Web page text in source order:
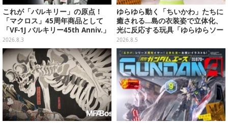
これが「バルキリー」の原点！
「マクロス」45周年商品として
「VF-1J バルキリー45th Anniv.」
が予約開始
2026.8.3
ゆらゆら動く「ちいかわ」たちに
癒される…島の衣装姿で立体化、
光に反応する玩具「ゆらゆらソー
ラー」全8種が全国アミューズメ
ント施設にて展開
2026.8.5